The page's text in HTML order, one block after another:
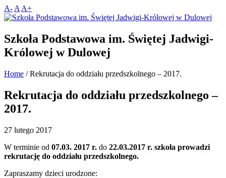
A- A A+
Szkoła Podstawowa im. Świętej Jadwigi-
Królowej w Dulowej
Home / Rekrutacja do oddziału przedszkolnego – 2017.
Rekrutacja do oddziału przedszkolnego –
2017.
27 lutego 2017
W terminie od 07.03. 2017 r. do 22.03.2017 r. szkoła prowadzi
rekrutację do oddziału przedszkolnego.
Zapraszamy dzieci urodzone: